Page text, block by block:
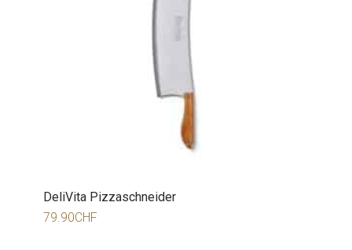
DeliVita Pizzaschneider
79.90CHF